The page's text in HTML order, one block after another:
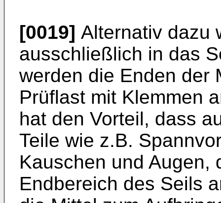
[0019] Alternativ dazu
ausschließlich in das
werden die Enden der
Prüflast mit Klemmen
hat den Vorteil, dass
Teile wie z.B.
Kauschen und Augen,
Endbereich des Seils